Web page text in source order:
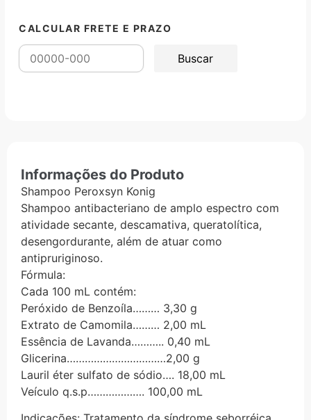
CALCULAR FRETE E PRAZO
Informações do Produto
Shampoo Peroxsyn Konig
Shampoo antibacteriano de amplo espectro com
atividade secante, descamativa, queratolítica,
desengordurante, além de atuar como
antipruriginoso.
Fórmula:
Cada 100 mL contém:
Peróxido de Benzoíla……… 3,30 g
Extrato de Camomila……… 2,00 mL
Essência de Lavanda……….. 0,40 mL
Glicerina……………………………2,00 g
Lauril éter sulfato de sódio…. 18,00 mL
Veículo q.s.p………………. 100,00 mL